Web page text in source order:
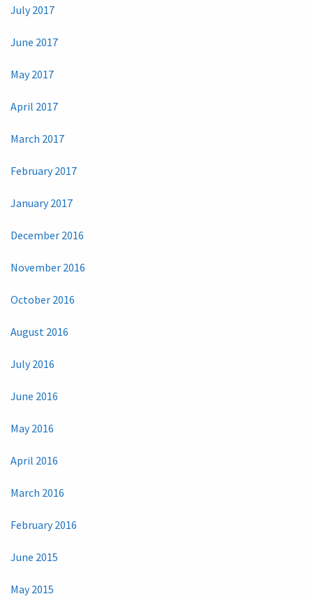
July 2017
June 2017
May 2017
April 2017
March 2017
February 2017
January 2017
December 2016
November 2016
October 2016
August 2016
July 2016
June 2016
May 2016
April 2016
March 2016
February 2016
June 2015
May 2015